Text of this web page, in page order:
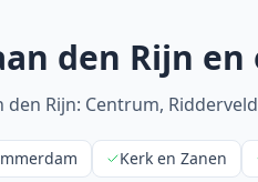
den Rijn en
den Rijn: Centrum,
Kerk en Zanen